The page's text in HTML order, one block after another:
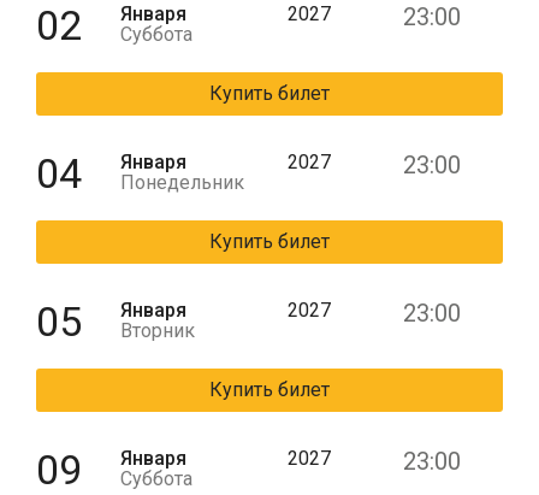
02
Января
Суббота
2027 23:00
Купить билет
04
Января
Понедельник
2027 23:00
Купить билет
05
Января
Вторник
2027 23:00
Купить билет
09
Января
Суббота
2027 23:00